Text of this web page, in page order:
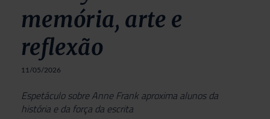
memória, arte e
reflexão
11/05/2026
Espetáculo sobre Anne Frank aproxima alunos da
história e da força da escrita